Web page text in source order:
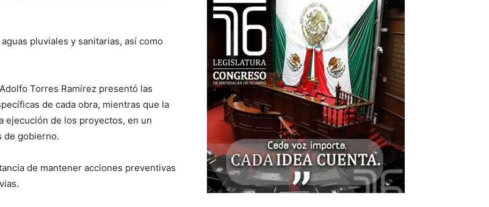
pluviales y sanitarias, así como
Torres Ramírez presentó las
de cada obra, mientras que la
ejecución de los proyectos, en un
de gobierno.
de mantener acciones preventivas